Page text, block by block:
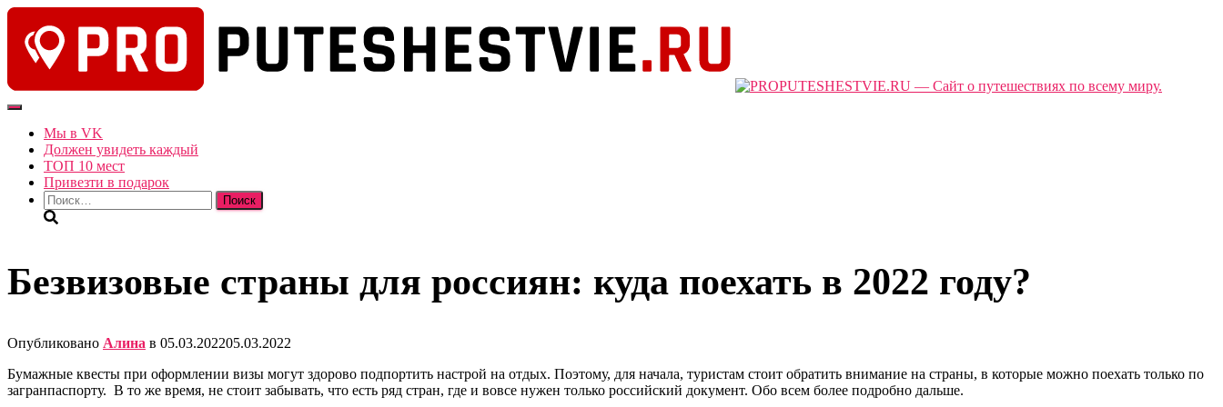
Переключить
навигациюМы в VK
Должен увидеть каждый
ТОП 10 мест
Привезти в подарок
Найти:
Безвизовые страны для россиян: куда поехать в 2022 году?
Опубликовано Алина в 05.03.202205.03.2022
Бумажные квесты при оформлении визы могут здорово подпортить настрой на отдых. Поэтому, для начала, туристам стоит обратить внимание на страны, в которые можно поехать только по
загранпаспорту. В то же время, не стоит забывать, что есть ряд стран, где и вовсе нужен только российский документ. Обо всем более подробно дальше.